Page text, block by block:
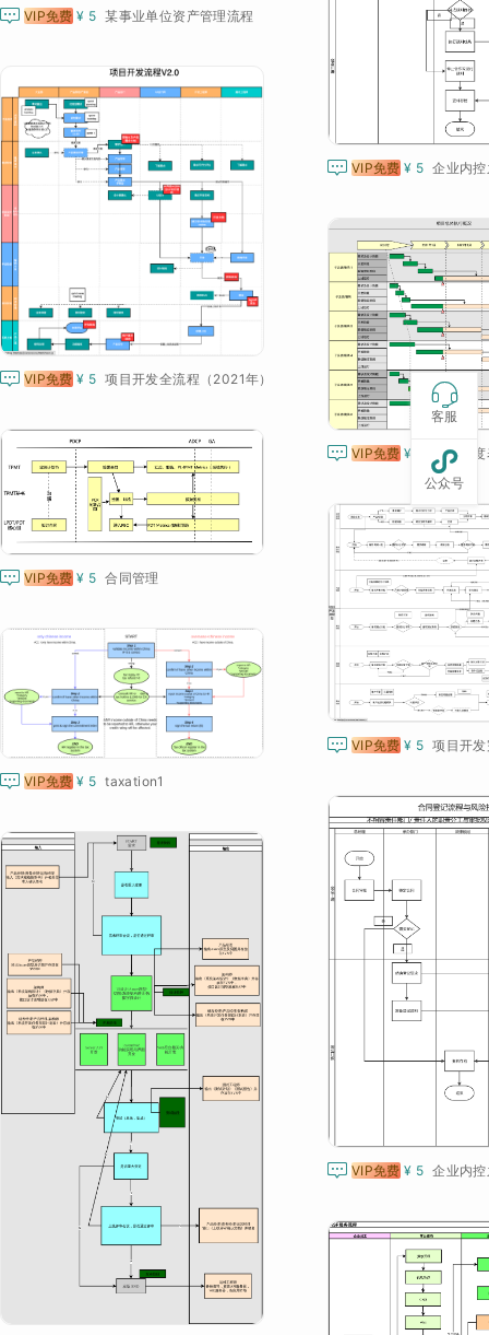
 VIP免费 ¥ 5
 VIP免费 ¥ 5 某事业单位资产管理流程
 VIP免费 ¥ 5 项目开发全流程（2021年）
 VIP免费 ¥ 5 项目进
 VIP免费 ¥ 5 合同管理
 VIP免费 ¥ 5 项目开
 VIP免费 ¥ 5 taxation1
 VIP免费 ¥ 5

客服

公众号